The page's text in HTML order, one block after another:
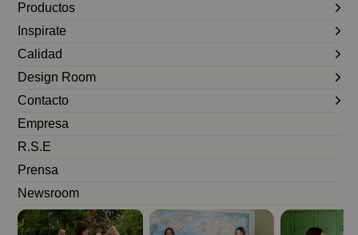
Productos
Inspirate
Calidad
Design Room
Contacto
Empresa
R.S.E
Prensa
Newsroom